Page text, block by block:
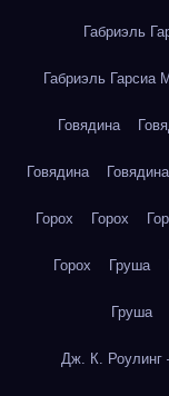
Габриэль
Габриэль Гарсиа
Говядина
Говядина Говядина
Горох Горох
Горох Груша
Груша
Дж. К. Роулинг